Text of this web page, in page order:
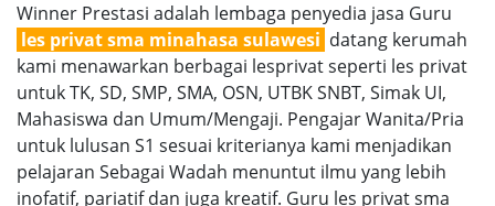
Winner Prestasi adalah lembaga penyedia jasa Guru
les privat sma minahasa sulawesi datang kerumah
kami menawarkan berbagai lesprivat seperti les privat
untuk TK, SD, SMP, SMA, OSN, UTBK SNBT, Simak UI,
Mahasiswa dan Umum/Mengaji. Pengajar Wanita/Pria
untuk lulusan S1 sesuai kriterianya kami menjadikan
pelajaran Sebagai Wadah menuntut ilmu yang lebih
inofatif, pariatif dan juga kreatif. Guru les privat sma